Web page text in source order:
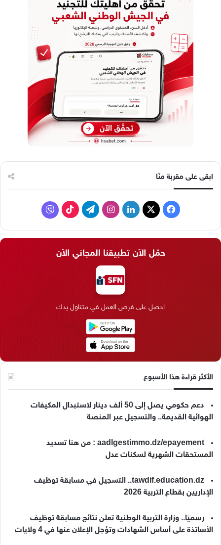
ابقى على مقربة منّا
ف
د
ن
ق
ر
ا
م
ت
م
k
ف
ا
حمّل الآن تطبيقنا المجاني الآن
احصل على فرص العمل في متناول يدك
الأكثر قراءة هذا الأسبوع
دعم حكومي يصل إلى 50 ألف دينار لاستبدال المكيفات
الهوائية القديمة.. والتسجيل عبر المنصة
aadlgestimmo.dz/epayement : من هنا تسديد
المستحقات الشهرية لسكنات عدل
tawdif.education.dz.. التسجيل في مسابقة توظيف
الإداريين بقطاع التربية 2026
رسميًا.. وزارة التربية الوطنية تعلن نتائج مسابقة توظيف
الأساتذة على أساس الشهادات وتؤجل الإعلان عنها في 4 ولايات